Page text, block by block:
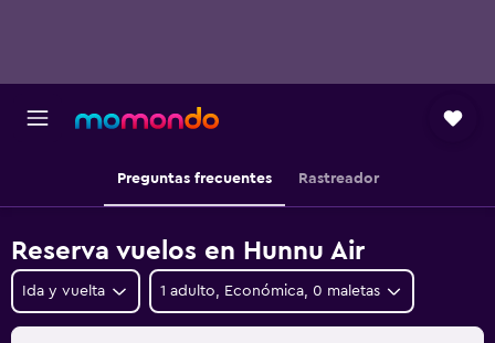
Preguntas frecuentes Rastreador
Reserva vuelos en Hunnu Air
Ida y vuelta 1 adulto, Económica, 0 maletas